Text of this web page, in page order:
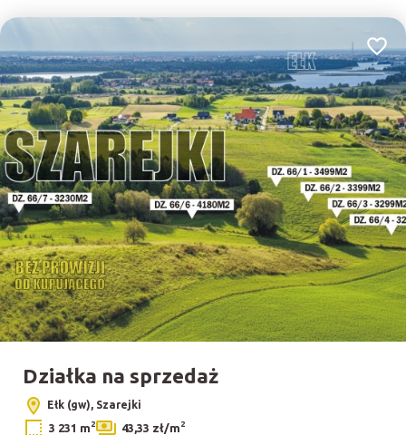
Działka na sprzedaż
Ełk (gw), Szarejki
3 231 m2 43,33 zł/m2